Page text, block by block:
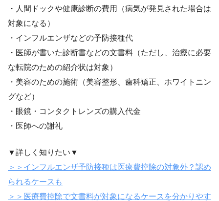
・人間ドックや健康診断の費用（病気が発見された場合は
対象になる）
・インフルエンザなどの予防接種代
・医師が書いた診断書などの文書料（ただし、治療に必要
な転院のための紹介状は対象）
・美容のための施術（美容整形、歯科矯正、ホワイトニン
グなど）
・眼鏡・コンタクトレンズの購入代金
・医師への謝礼
▼詳しく知りたい▼
＞＞インフルエンザ予防接種は医療費控除の対象外？認め
られるケースも
＞＞医療費控除で文書料が対象になるケースを分かりやす